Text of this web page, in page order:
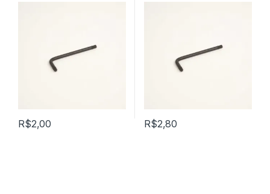
R$2,00 R$2,80